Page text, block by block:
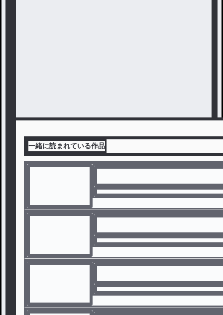
一緒に読まれている作品